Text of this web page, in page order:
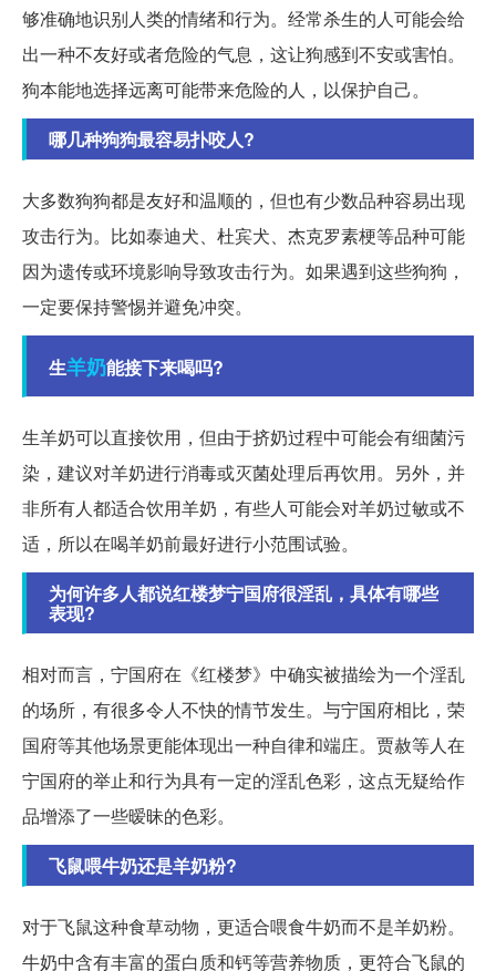
够准确地识别人类的情绪和行为。经常杀生的人可能会给
出一种不友好或者危险的气息，这让狗感到不安或害怕。
狗本能地选择远离可能带来危险的人，以保护自己。
哪几种狗狗最容易扑咬人?
大多数狗狗都是友好和温顺的，但也有少数品种容易出现
攻击行为。比如泰迪犬、杜宾犬、杰克罗素梗等品种可能
因为遗传或环境影响导致攻击行为。如果遇到这些狗狗，
一定要保持警惕并避免冲突。
生羊奶能接下来喝吗?
生羊奶可以直接饮用，但由于挤奶过程中可能会有细菌污
染，建议对羊奶进行消毒或灭菌处理后再饮用。另外，并
非所有人都适合饮用羊奶，有些人可能会对羊奶过敏或不
适，所以在喝羊奶前最好进行小范围试验。
为何许多人都说红楼梦宁国府很淫乱，具体有哪些
表现?
相对而言，宁国府在《红楼梦》中确实被描绘为一个淫乱
的场所，有很多令人不快的情节发生。与宁国府相比，荣
国府等其他场景更能体现出一种自律和端庄。贾赦等人在
宁国府的举止和行为具有一定的淫乱色彩，这点无疑给作
品增添了一些暧昧的色彩。
飞鼠喂牛奶还是羊奶粉?
对于飞鼠这种食草动物，更适合喂食牛奶而不是羊奶粉。
牛奶中含有丰富的蛋白质和钙等营养物质，更符合飞鼠的